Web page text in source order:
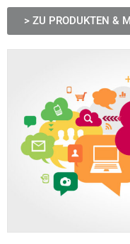
> ZU PRODUKTEN &